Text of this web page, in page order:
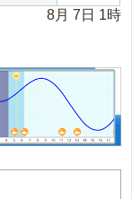
8月 7日 1時